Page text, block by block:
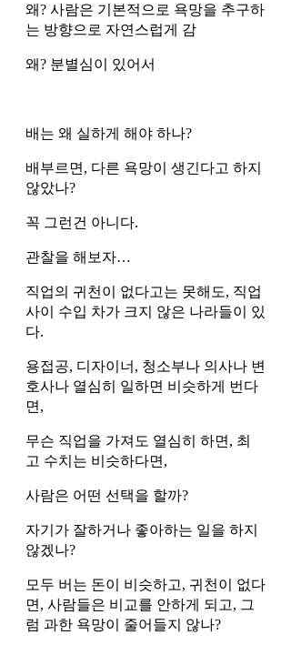
왜? 사람은 기본적으로 욕망을 추구하
는 방향으로 자연스럽게 감
왜? 분별심이 있어서
배는 왜 실하게 해야 하나?
배부르면, 다른 욕망이 생긴다고 하지
않았나?
꼭 그런건 아니다.
관찰을 해보자…
직업의 귀천이 없다고는 못해도, 직업
사이 수입 차가 크지 않은 나라들이 있
다.
용접공, 디자이너, 청소부나 의사나 변
호사나 열심히 일하면 비슷하게 번다
면,
무슨 직업을 가져도 열심히 하면, 최
고 수치는 비슷하다면,
사람은 어떤 선택을 할까?
자기가 잘하거나 좋아하는 일을 하지
않겠나?
모두 버는 돈이 비슷하고, 귀천이 없다
면, 사람들은 비교를 안하게 되고, 그
럼 과한 욕망이 줄어들지 않나?